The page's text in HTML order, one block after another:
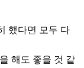
했다면 모두 다
해도 좋을 것 같